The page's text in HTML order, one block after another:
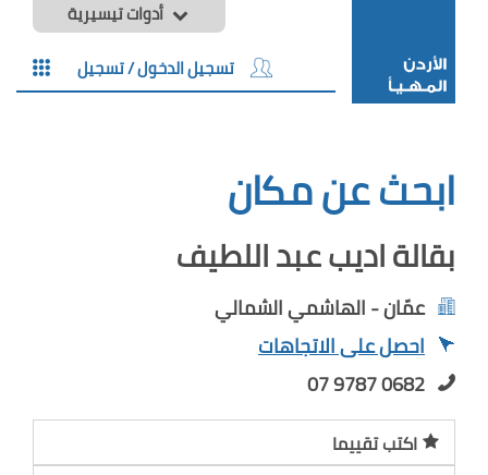
أدوات تيسيرية
تسجيل الدخول / تسجيل
ابحث عن مكان
بقالة اديب عبد اللطيف
عمّان - الهاشمي الشمالي
احصل على الاتجاهات
07 9787 0682
اكتب تقييما